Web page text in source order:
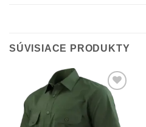
SÚVISIACE PRODUKTY
Add to
Wishlist